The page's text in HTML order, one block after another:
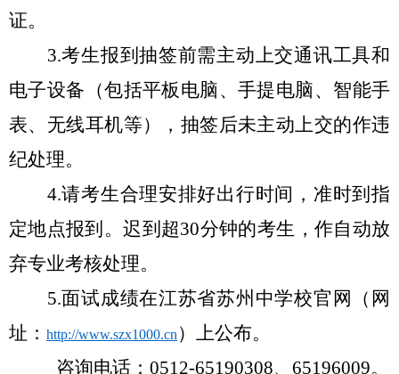
证。
3.考生报到抽签前需主动上交通讯工具和
电子设备（包括平板电脑、手提电脑、智能手
表、无线耳机等），抽签后未主动上交的作违
纪处理。
4.请考生合理安排好出行时间，准时到指
定地点报到。迟到超30分钟的考生，作自动放
弃专业考核处理。
5.面试成绩在江苏省苏州中学校官网（网
址： http://www.szx1000.cn）上公布。
咨询电话：0512-65190308、 65196009。